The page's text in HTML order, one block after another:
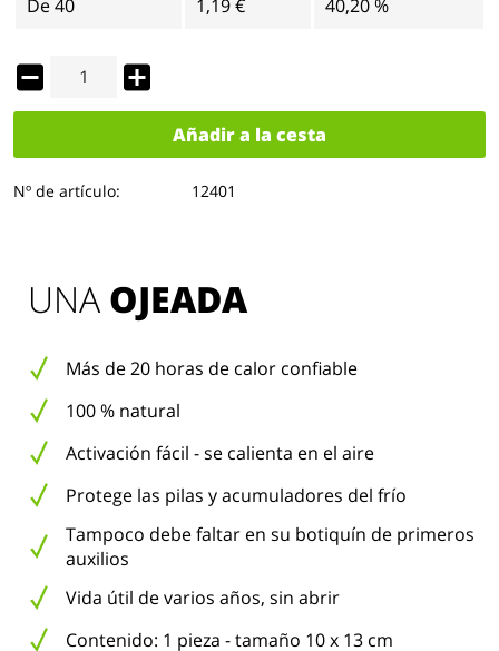
De40 1,19 € 40,20 %
Añadir a la cesta
Nº de artículo: 12401
UNA OJEADA
Más de 20 horas de calor confiable
100 % natural
Activación fácil - se calienta en el aire
Protege las pilas y acumuladores del frío
Tampoco debe faltar en su botiquín de primeros
auxilios
Vida útil de varios años, sin abrir
Contenido: 1 pieza - tamaño 10 x 13 cm